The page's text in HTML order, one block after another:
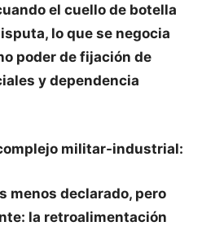
el cuello de botella
lo que se negocia
poder de fijación de
y dependencia
militar-industrial:
menos declarado, pero
la retroalimentación